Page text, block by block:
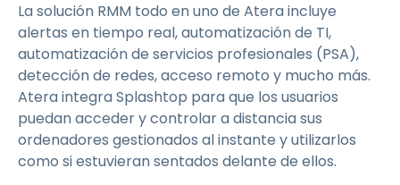
La solución RMM todo en uno de Atera incluye
alertas en tiempo real, automatización de TI,
automatización de servicios profesionales (PSA),
detección de redes, acceso remoto y mucho más.
Atera integra Splashtop para que los usuarios
puedan acceder y controlar a distancia sus
ordenadores gestionados al instante y utilizarlos
como si estuvieran sentados delante de ellos.